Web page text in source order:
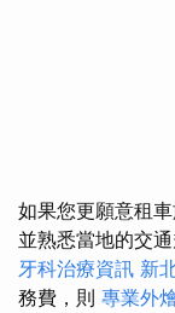
如果您更願意租
並熟悉當地的交通
牙科治療資訊 新
務費，則 專業外